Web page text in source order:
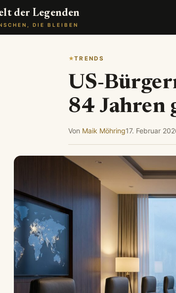
der Legenden
DIE BLEIBEN
TRENDS
US-
84 Jahren
Von Maik Möhring17. Februar